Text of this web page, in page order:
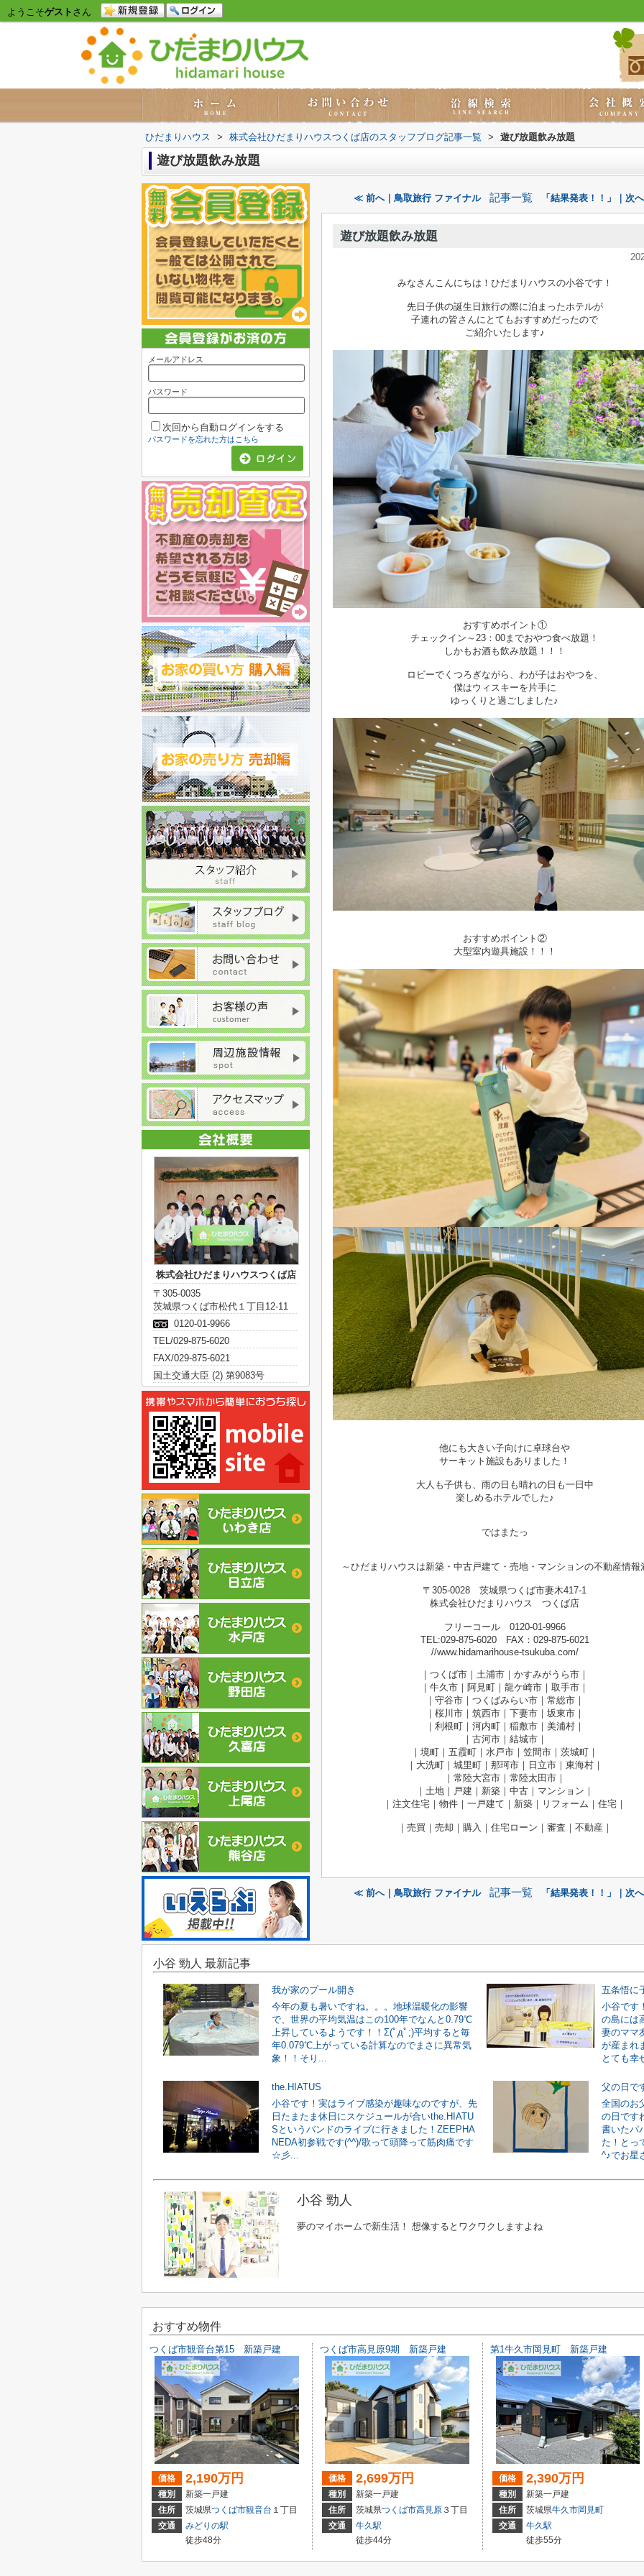
ようこそゲスト さん
ひだまりハウス > 株式会社ひだまりハウスつくば店のスタッフブログ記事一覧 > 遊び放題飲み放題
遊び放題飲み放題
≪ 前へ｜鳥取旅行 ファイナル 記事一覧 「結果発表！！」｜次
遊び放題飲み放題
みなさんこんにちは！ひだまりハウスの小谷です！
先日子供の誕生日旅行の際に泊まったホテルが
子連れの皆さんにとてもおすすめだったので
ご紹介いたします♪
おすすめポイント①
チェックイン～23：00までおやつ食べ放題！
しかもお酒も飲み放題！！！
ロビーでくつろぎながら、わが子はおやつを、
僕はウィスキーを片手に
ゆっくりと過ごしました♪
おすすめポイント②
大型室内遊具施設！！！
他にも大きい子向けに卓球台や
サーキット施設もありました！
大人も子供も、雨の日も晴れの日も一日中
楽しめるホテルでした♪
ではまたっ
～ひだまりハウスは新築・中古戸建て・売地・マンションの不動産情報
〒305-0028 茨城県つくば市妻木417-1
株式会社ひだまりハウス つくば店
フリーコール 0120-01-9966
TEL:029-875-6020 FAX：029-875-6021
//www.hidamarihouse-tsukuba.com/
｜つくば市｜土浦市｜かすみがうら市｜
｜牛久市｜阿見町｜龍ケ崎市｜取手市｜
｜守谷市｜つくばみらい市｜常総市｜
｜桜川市｜筑西市｜下妻市｜坂東市｜
｜利根町｜河内町｜稲敷市｜美浦村｜
｜古河市｜結城市｜
｜境町｜五霞町｜水戸市｜笠間市｜茨城町｜
｜大洗町｜城里町｜那珂市｜日立市｜東海村｜
｜常陸大宮市｜常陸太田市｜
｜土地｜戸建｜新築｜中古｜マンション｜
｜注文住宅｜物件｜一戸建て｜新築｜リフォーム｜住宅｜
｜売買｜売却｜購入｜住宅ローン｜審査｜不動産｜
≪ 前へ｜鳥取旅行 ファイナル 記事一覧 「結果発表！！」｜次
メールアドレス
パスワード
次回から自動ログインをする
パスワードを忘れた方はこちら
株式会社ひだまりハウスつくば店
〒305-0035
茨城県つくば市松代１丁目12-11
0120-01-9966
TEL/029-875-6020
FAX/029-875-6021
国土交通大臣 (2) 第9083号
小谷 勁人 最新記事
我が家のプール開き
今年の夏も暑いですね。。。地球温暖化の影響
で、世界の平均気温はこの100年でなんと0.79℃
上昇しているようです！！Σ(ﾟдﾟ;)平均すると毎
年0.079℃上がっている計算なのでまさに異常気
象！！そり...
五条悟に
小谷です
の島には
妻のママ
が産まれ
とても幸
the.HIATUS
小谷です！実はライブ感染が趣味なのですが、先
日たまたま休日にスケジュールが合いthe.HIATU
Sというバンドのライブに行きました！ZEEPHA
NEDA初参戦です(^^)/歌って頭降って筋肉痛です
☆彡...
父の日で
全国のお
の日です
書いたパ
た！とっ
^♪でお星
小谷 勁人
夢のマイホームで新生活！ 想像するとワクワクしますよね
おすすめ物件
つくば市観音台第15 新築戸建
価格 2,190万円
種別
新築一戸建
住所
茨城県つくば市観音台 １丁目
交通
みどりの駅
徒歩48分
つくば市高見原9期 新築戸建
価格 2,699万円
種別
新築一戸建
住所
茨城県つくば市高見原 ３丁目
交通
牛久駅
徒歩44分
第1牛久市岡見町 新築戸建
価格 2,390万円
種別
新築一戸建
住所
茨城県牛久市岡見町
交通
牛久駅
徒歩55分